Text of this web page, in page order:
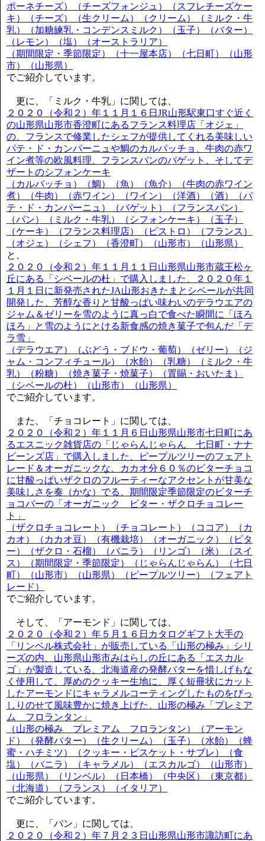
ポーネチーズ）（チーズフォンジュ）（スフレチーズケー
キ）（チーズ）（生クリーム）（クリーム）（ミルク・牛
乳）（加糖練乳・コンデンスミルク）（玉子）（バター）
（レモン）（塩）（オーストラリア）
（期間限定・季節限定）（十一屋本店）（七日町）（山形
市）（山形県）
でご紹介しています。
更に、「ミルク・牛乳」に関しては、
２０２０（令和２）年１１月１６日JR山形駅東口すぐ近く
の山形県山形市香澄町にあるフランス料理店「オジェ」
の、フランスで修業したシェフが提供してくれる美味しい
パテ・ド・カンパーニュや鯛のカルパッチョ、牛肉の赤ワ
イン煮等の欧風料理、フランスパンのバゲット、そしてデ
ザートのシフォンケーキ
（カルパッチョ）（鯛）（魚）（魚介）（牛肉の赤ワイン
煮）（牛肉）（赤ワイン）（ワイン）（洋酒）（酒）（パ
テ・ド・カンパーニュ）（バゲット）（フランスパン）
（パン）（ミルク・牛乳）（シフォンケーキ）（玉子）
（ケーキ）（フランス料理店）（ビストロ）（フランス）
（オジェ）（シェフ）（香澄町）（山形市）（山形県）
と、
２０２０（令和２）年１１月１１日山形県山形市蔵王松ヶ
丘にある「シベールの杜」で購入しました、２０２０年１
１月１日に新発売されたJA山形おきたまとシベールが共同
開発した、芳醇な香りと甘酸っぱい味わいのデラウエアの
ジャム＆ゼリーを雪のように真っ白で食べた瞬間に「ほろ
ほろ」と雪のようにとける新食感の焼き菓子で包んだ「デ
ラ雪」
（デラウエア）（ぶどう・ブドウ・葡萄）（ゼリー）（ジ
ャム・コンフィチュール）（水飴）（乳糖）（ミルク・牛
乳）（粉糖）（焼き菓子・焼菓子）（置賜・おいたま）
（シベールの杜）（山形市）（山形県）
でご紹介しています。
また、「チョコレート」に関しては、
２０２０（令和２）年１１月６日山形県山形市七日町にあ
るエスニック雑貨店の「じゃらんじゃらん 七日町・ナナ
ビーンズ店」で購入しました、ピープルツリーのフェアト
レード＆オーガニックな、カカオ分６０％のビターチョコ
に甘酸っぱいザクロのフルーティーなアクセントが甘美な
美味しさを奏（かな）でる、期間限定季節限定のビターチ
ョコバーの「オーガニック ビター・ザクロチョコレー
ト」
（ザクロチョコレート）（チョコレート）（ココア）（カ
カオ）（カカオ豆）（有機栽培）（オーガニック）（ビタ
ー）（ザクロ・石榴）（バニラ）（リンゴ）（米）（スイ
ス）（期間限定・季節限定）（じゃらんじゃらん）（七日
町）（山形市）（山形県）（ピープルツリー）（フェアト
レード）
でご紹介しています。
そして、「アーモンド」に関しては、
２０２０（令和２）年５月１６日カタログギフト大手の
「リンベル株式会社」が販売している「山形の極み」シリ
ーズの内、山形県山形市みはらしの丘にある「エスカル
ゴ」が製造している、北海道産の発酵バターを惜しげもな
く使用して、厚めのクッキー生地に、厚く短冊状にカット
したアーモンドにキャラメルコーティングしたものをびっ
しりのせて風味豊かに焼き上げた、山形の極み「プレミア
ム フロランタン」
（山形の極み プレミアム フロランタン）（アーモン
ド）（発酵バター）（生クリーム）（玉子）（水飴）（蜂
蜜・ハチミツ）（クッキー・ビスケット・サブレ）（食
塩）（バニラ）（キャラメル）（エスカルゴ）（山形市）
（山形県）（リンベル）（日本橋）（中央区）（東京都）
（北海道）（フランス）（イタリア）
でご紹介しています。
更に、「パン」に関しては、
２０２０（令和２）年７月２３日山形県山形市諏訪町にあ